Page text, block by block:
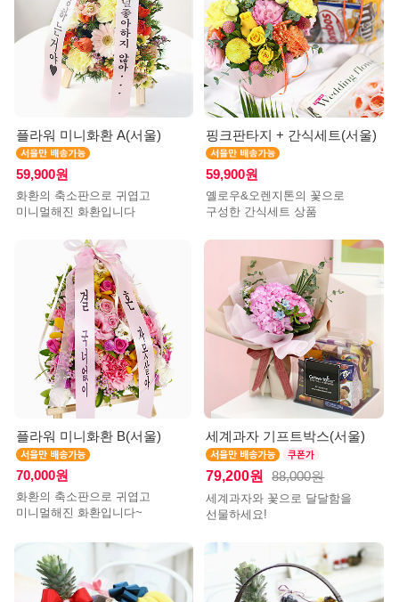
플라워 미니화환 A(서울)
59,900원
화환의 축소판으로 귀엽고
미니멀해진 화환입니다
핑크판타지 + 간식세트(서울)
59,900원
옐로우&오렌지톤의 꽃으로
구성한 간식세트 상품
플라워 미니화환 B(서울)
70,000원
화환의 축소판으로 귀엽고
미니멀해진 화환입니다~
세계과자 기프트박스(서울)
79,200원 88,000원
세계과자와 꽃으로 달달함을
선물하세요!